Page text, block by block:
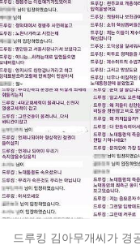
드루킹 김아무개씨가 경